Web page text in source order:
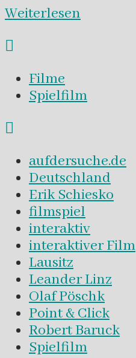
Weiterlesen
Filme
Spielfilm
aufdersuche.de
Deutschland
Erik Schiesko
filmspiel
interaktiv
interaktiver Film
Lausitz
Leander Linz
Olaf Pöschk
Point & Click
Robert Baruck
Spielfilm